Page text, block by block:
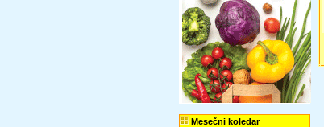
Mesečni koledar